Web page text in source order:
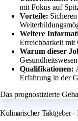
mit Fokus auf
Vorteile:
Weitere
Erreichbarkeit mit
Warum dieser
Qualifikationen:
Erfahrung in der
Das prognostizierte
Kulinarischer Taktgeber -